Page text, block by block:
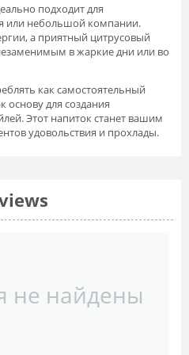
подходит для
или небольшой компании.
а приятный цитрусовый
в жаркие дни или во
как самостоятельный
основу для создания
Этот напиток станет вашим
удовольствия и прохлады.
не найдены